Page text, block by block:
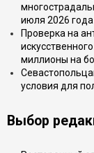
июля 2026 года
Проверка на
миллионы на
условия для
Выбор